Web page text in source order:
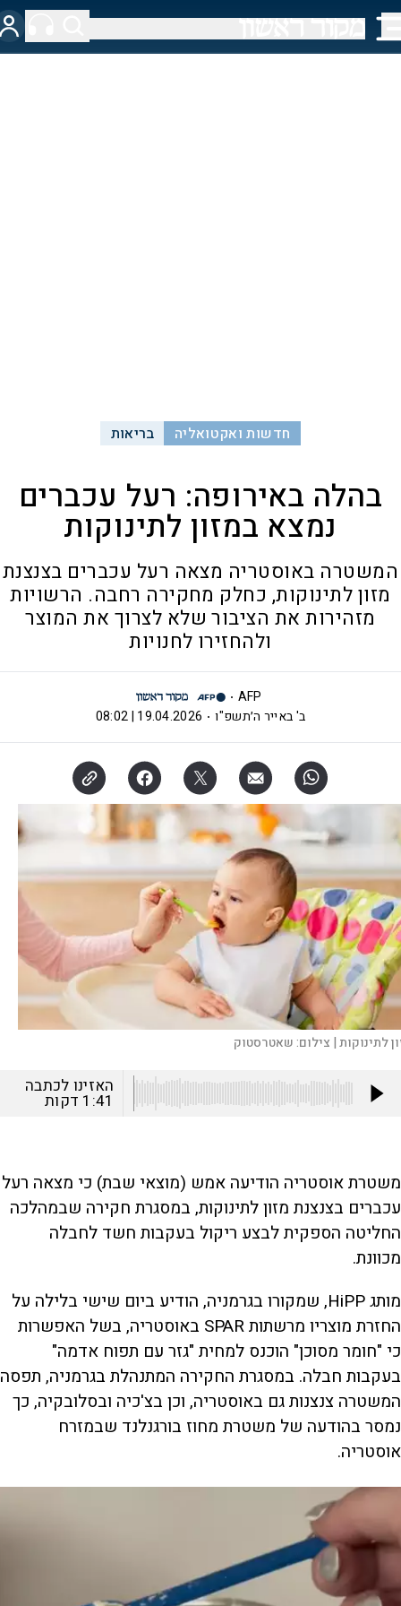
חדשות ואקטואליה בריאות
בהלה באירופה: רעל עכברים
נמצא במזון לתינוקות
המשטרה באוסטריה מצאה רעל עכברים בצנצנת
מזון לתינוקות, כחלק מחקירה רחבה. הרשויות
מזהירות את הציבור שלא לצרוך את המוצר
ולהחזירו לחנויות
AFP
ב' באייר ה׳תשפ"ו
19.04.2026 | 08:02
לתינוקות | צילום:שאטרסטוק
האזינו לכתבה
1:41 דקות
משטרת אוסטריה הודיעה אמש (מוצאי שבת) כי מצאה רעל
עכברים בצנצנת מזון לתינוקות, במסגרת חקירה שבמהלכה
החליטה הספקית לבצע ריקול בעקבות חשד לחבלה
מכוונת.
מותג HiPP, שמקורו בגרמניה, הודיע ביום שישי בלילה על
החזרת מוצריו מרשתות SPAR באוסטריה, בשל האפשרות
כי "חומר מסוכן" הוכנס למחית "גזר עם תפוח אדמה"
בעקבות חבלה. במסגרת החקירה המתנהלת בגרמניה, תפסה
המשטרה צנצנות גם באוסטריה, וכן בצ'כיה ובסלובקיה, כך
נמסר בהודעה של משטרת מחוז בורגנלנד שבמזרח
אוסטריה.